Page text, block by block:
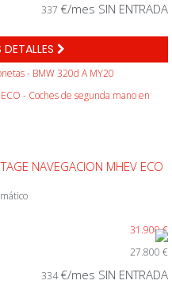
337 €/mes SIN ENTRADA
NAVEGACION MHEV ECO
31.900 €
27.800 €
334€/mes SIN ENTRADA